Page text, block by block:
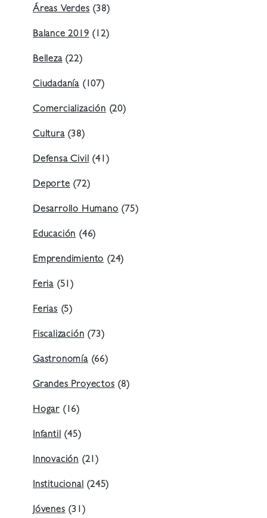
Áreas Verdes(38)
Balance 2019(12)
Belleza(22)
Ciudadanía (107)
Comercialización(20)
Cultura(38)
Defensa Civil(41)
Deporte(72)
Desarrollo Humano(75)
Educación(46)
Emprendimiento(24)
Feria (51)
Ferias(5)
Fiscalización(73)
Gastronomía(66)
Grandes Proyectos(8)
Hogar (16)
Infantil(45)
Innovación (21)
Institucional(245)
Jóvenes(31)